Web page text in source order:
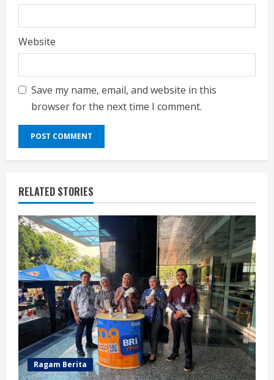
Website
Save my name, email, and website in this
browser for the next time I comment.
RELATED STORIES
Ragam Berita